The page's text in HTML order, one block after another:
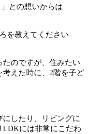
との想いからは
を教えてください
たのですが、住みたい
えた時に、2階を子ど
したり、リビングに
LDKには非常にこだわ